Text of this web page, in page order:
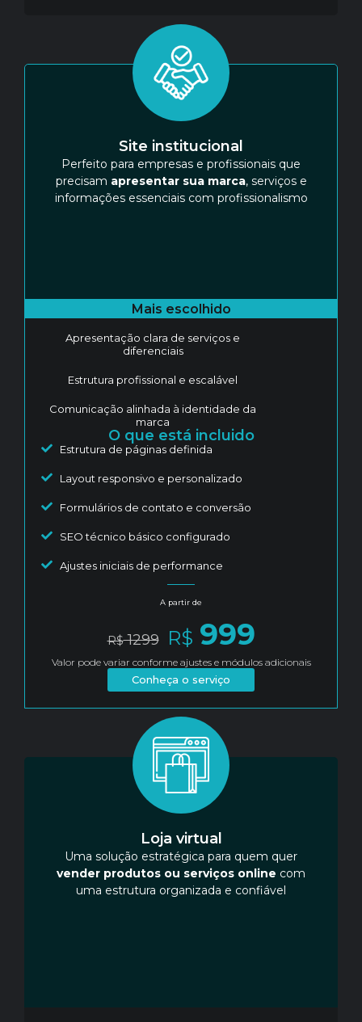
Site institucional
Perfeito para empresas e profissionais que
precisam apresentar sua marca, serviços e
informações essenciais com profissionalismo
Mais escolhido
Apresentação clara de serviços e
diferenciais
Estrutura profissional e escalável
Comunicação alinhada à identidade da
marca
O que está incluido
Estrutura de páginas definida
Layout responsivo e personalizado
Formulários de contato e conversão
SEO técnico básico configurado
Ajustes iniciais de performance
A partir de
R$1299 R$ 999
Valor pode variar conforme ajustes e módulos adicionais
Conheça o serviço
Loja virtual
Uma solução estratégica para quem quer
vender produtos ou serviços online com
uma estrutura organizada e confiável